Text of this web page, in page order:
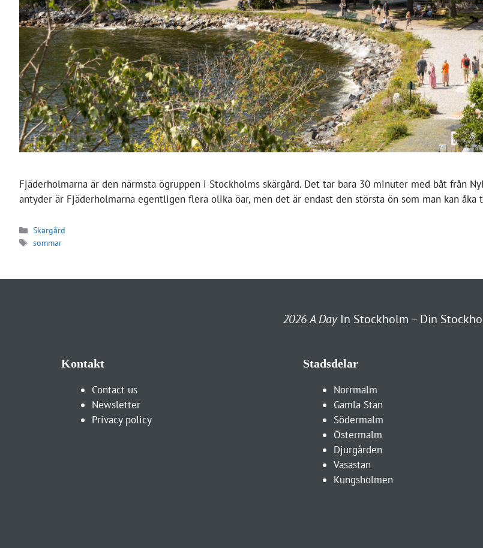
Fjäderholmarna är den närmsta ögruppen i Stockholms skärgård. Det tar bara 30 minuter med båt från
antyder är Fjäderholmarna egentligen flera olika öar, men det är endast den största ön som man kan
Kategorier
Skärgård
Etiketter
sommar
2026A DayIn Stockholm – Din
Kontakt
Contact us
Newsletter
Privacy policy
Stadsdelar
Norrmalm
Gamla Stan
Södermalm
Östermalm
Djurgården
Vasastan
Kungsholmen